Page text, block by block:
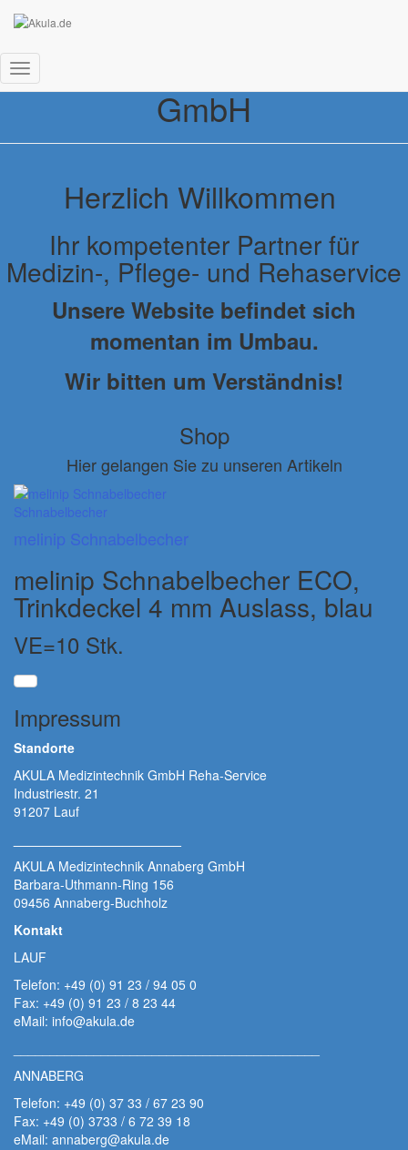
Navigation
AKULA Medizintechnik
GmbH
Herzlich Willkommen
Ihr kompetenter Partner für
Medizin-, Pflege- und Rehaservice
Unsere Website befindet sich
momentan im Umbau.
Wir bitten um Verständnis!
Shop
Hier gelangen Sie zu unseren Artikeln
Schnabelbecher
melinip Schnabelbecher
melinip Schnabelbecher ECO,
Trinkdeckel 4 mm Auslass, blau
VE=10 Stk.
Impressum
Standorte
AKULA Medizintechnik GmbH Reha-Service
Industriestr. 21
91207 Lauf
AKULA Medizintechnik Annaberg GmbH
Barbara-Uthmann-Ring 156
09456 Annaberg-Buchholz
Kontakt
LAUF
Telefon: +49 (0) 91 23 / 94 05 0
Fax: +49 (0) 91 23 / 8 23 44
eMail: info@akula.de
ANNABERG
Telefon: +49 (0) 37 33 / 67 23 90
Fax: +49 (0) 3733 / 6 72 39 18
eMail: annaberg@akula.de